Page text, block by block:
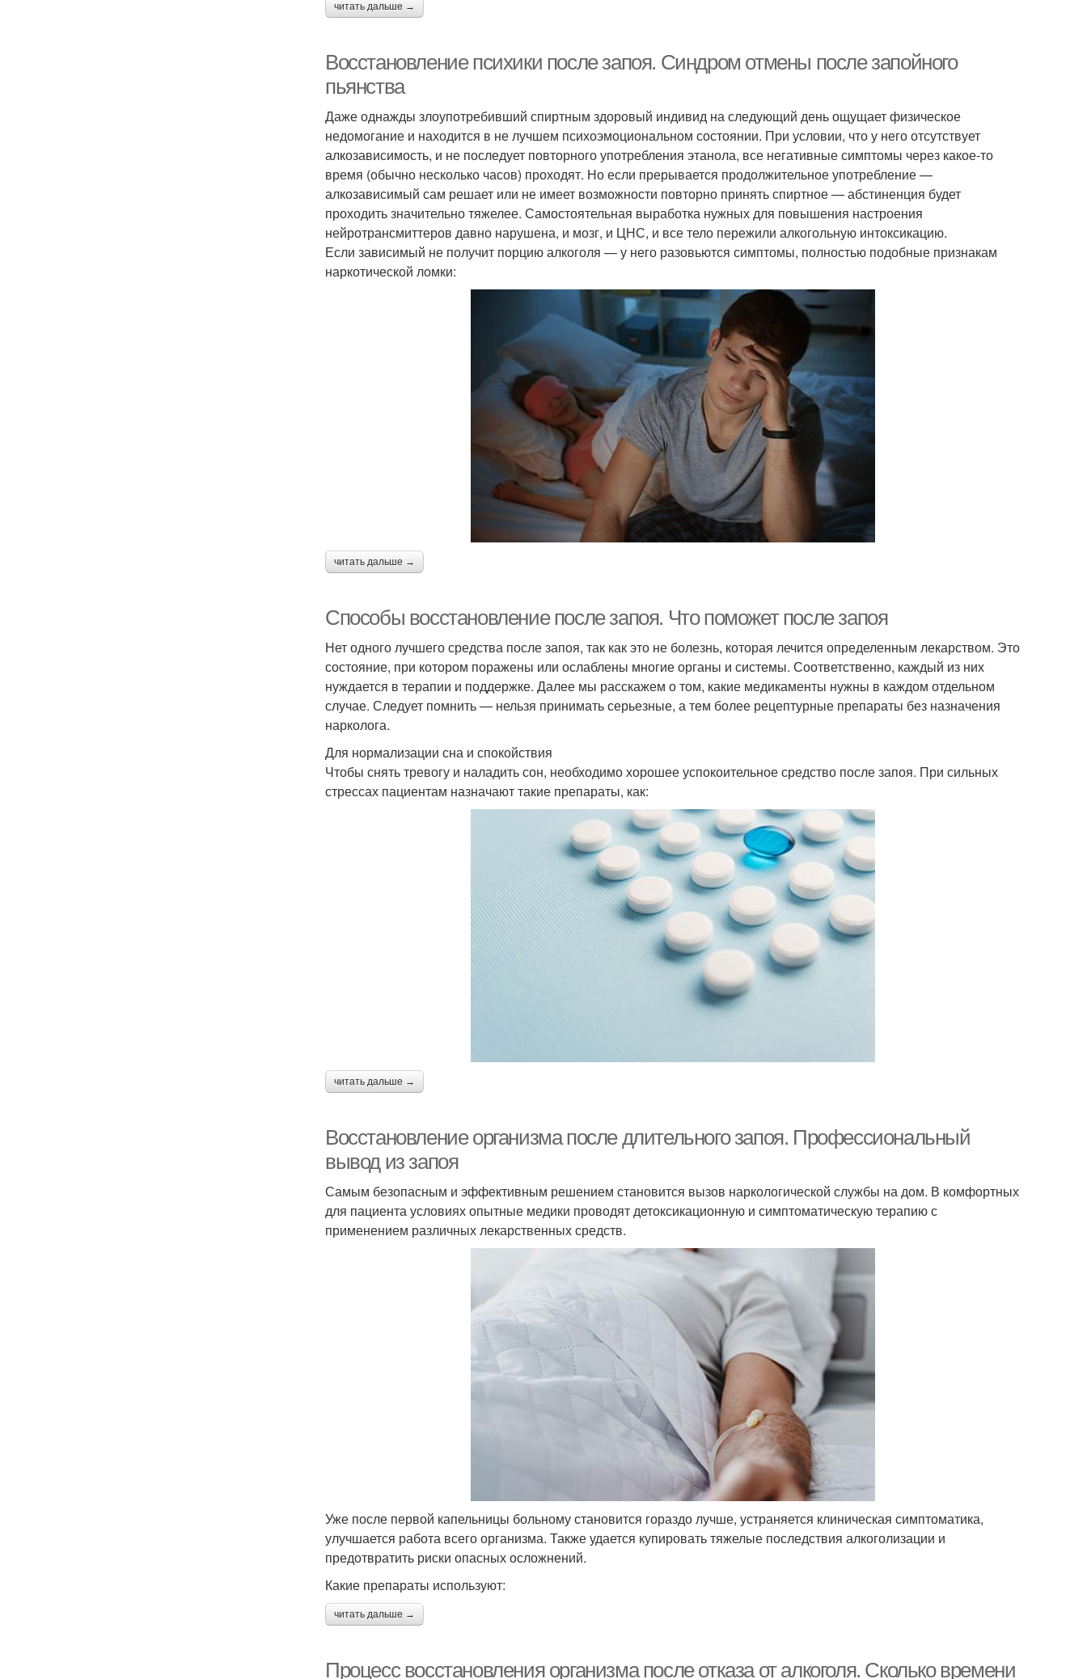
читать дальше →
Восстановление психики после запоя. Синдром отмены после запойного
пьянства
Даже однажды злоупотребивший спиртным здоровый индивид на следующий день ощущает физическое
недомогание и находится в не лучшем психоэмоциональном состоянии. При условии, что у него отсутствует
алкозависимость, и не последует повторного употребления этанола, все негативные симптомы через какое-то
время (обычно несколько часов) проходят. Но если прерывается продолжительное употребление —
алкозависимый сам решает или не имеет возможности повторно принять спиртное — абстиненция будет
проходить значительно тяжелее. Самостоятельная выработка нужных для повышения настроения
нейротрансмиттеров давно нарушена, и мозг, и ЦНС, и все тело пережили алкогольную интоксикацию.
Если зависимый не получит порцию алкоголя — у него разовьются симптомы, полностью подобные признакам
наркотической ломки:
читать дальше →
Способы восстановление после запоя. Что поможет после запоя
Нет одного лучшего средства после запоя, так как это не болезнь, которая лечится определенным лекарством. Это
состояние, при котором поражены или ослаблены многие органы и системы. Соответственно, каждый из них
нуждается в терапии и поддержке. Далее мы расскажем о том, какие медикаменты нужны в каждом отдельном
случае. Следует помнить — нельзя принимать серьезные, а тем более рецептурные препараты без назначения
нарколога.
Для нормализации сна и спокойствия
Чтобы снять тревогу и наладить сон, необходимо хорошее успокоительное средство после запоя. При сильных
стрессах пациентам назначают такие препараты, как:
читать дальше →
Восстановление организма после длительного запоя. Профессиональный
вывод из запоя
Самым безопасным и эффективным решением становится вызов наркологической службы на дом. В комфортных
для пациента условиях опытные медики проводят детоксикационную и симптоматическую терапию с
применением различных лекарственных средств.
Уже после первой капельницы больному становится гораздо лучше, устраняется клиническая симптоматика,
улучшается работа всего организма. Также удается купировать тяжелые последствия алкоголизации и
предотвратить риски опасных осложнений.
Какие препараты используют:
читать дальше →
Процесс восстановления организма после отказа от алкоголя. Сколько времени